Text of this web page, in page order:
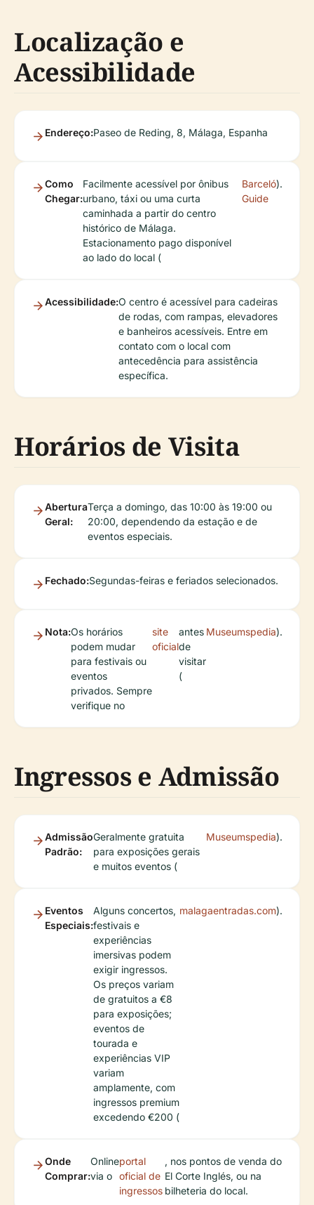
Localização e
Acessibilidade
Endereço:Paseo de Reding, 8, Málaga, Espanha
Como
Chegar:
Facilmente acessível por ônibus
urbano, táxi ou uma curta
caminhada a partir do centro
histórico de Málaga.
Estacionamento pago disponível
ao lado do local (
Barceló
Guide
).
Acessibilidade:O centro é acessível para cadeiras
de rodas, com rampas, elevadores
e banheiros acessíveis. Entre em
contato com o local com
antecedência para assistência
específica.
Horários de Visita
Abertura
Geral:
Terça a domingo, das 10:00 às 19:00 ou
20:00, dependendo da estação e de
eventos especiais.
Fechado:Segundas-feiras e feriados selecionados.
Nota:Os horários
podem mudar
para festivais ou
eventos
privados. Sempre
verifique no
site
oficial
antes
de
visitar
(
Museumspedia).
Ingressos e Admissão
Admissão
Padrão:
Geralmente gratuita
para exposições gerais
e muitos eventos (
Museumspedia).
Eventos
Especiais:
Alguns concertos,
festivais e
experiências
imersivas podem
exigir ingressos.
Os preços variam
de gratuitos a €8
para exposições;
eventos de
tourada e
experiências VIP
variam
amplamente, com
ingressos premium
excedendo €200 (
malagaentradas.com).
Onde
Comprar:
Online
via o
portal
oficial de
ingressos
, nos pontos de venda do
El Corte Inglés, ou na
bilheteria do local.